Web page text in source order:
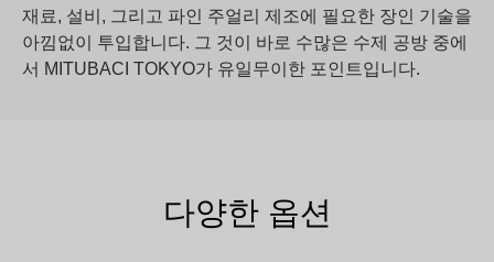
재료, 설비, 그리고 파인 주얼리 제조에 필요한 장인 기술을
아낌없이 투입합니다. 그 것이 바로 수많은 수제 공방 중에
서 MITUBACI TOKYO가 유일무이한 포인트입니다.
다양한 옵션